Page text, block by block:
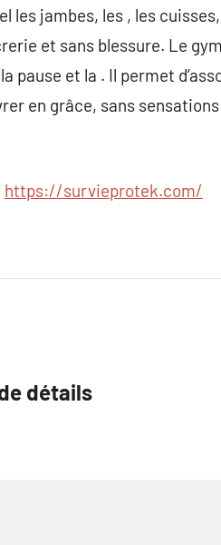
les jambes, les , les
et sans blessure. Le
pause et la . Il permet
en grâce, sans
https://survieprotek.com/
détails